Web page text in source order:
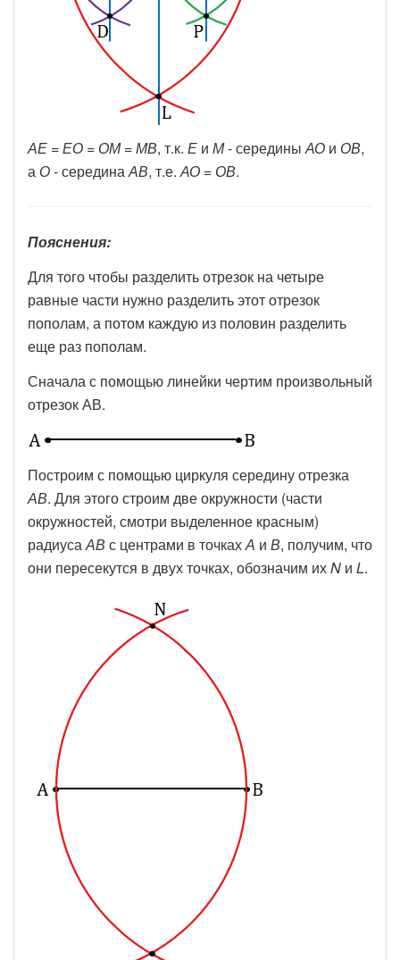
АЕ = ЕО = ОМ = МВ, т.к. Е и М- серединыАО и ОВ,
а О- серединаАВ, т.е.АО = ОВ.
Пояснения:
Для того чтобы разделить отрезок на четыре
равные части нужно разделить этот отрезок
пополам, а потом каждую из половин разделить
еще раз пополам.
Сначала с помощью линейки чертим произвольный
отрезок АВ.
Построим с помощью циркуля середину отрезка
АВ. Для этого строим две окружности (части
окружностей, смотри выделенное красным)
радиусаАВ с центрами в точкахА и В, получим, что
они пересекутся в двух точках, обозначим ихN и L.